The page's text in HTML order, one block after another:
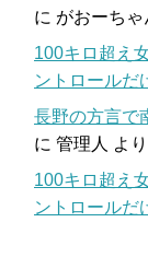
に がおーちゃ
100キロ超え
ントロールだ
長野の方言で
に 管理人 より
100キロ超え
ントロールだ